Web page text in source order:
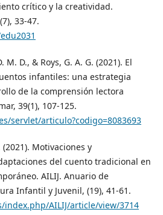
crítico y la creatividad.
33-47.
D., & Roys, G. A. G. (2021). El
infantiles: una estrategia
de la comprensión lectora
39(1), 107-125.
servlet/articulo?codigo=8083693
(2021). Motivaciones y
del cuento tradicional en
AILIJ. Anuario de
Infantil y Juvenil, (19), 41-61.
AILIJ/article/view/3714